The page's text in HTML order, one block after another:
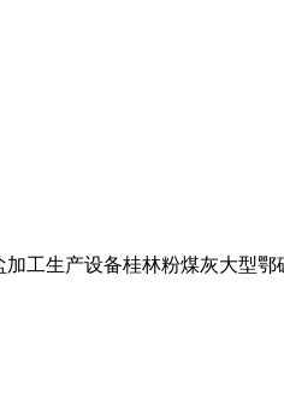
工生产设备桂林粉煤灰大型